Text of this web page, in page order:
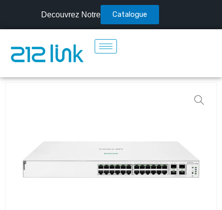
Decouvrez Notre Catalogue